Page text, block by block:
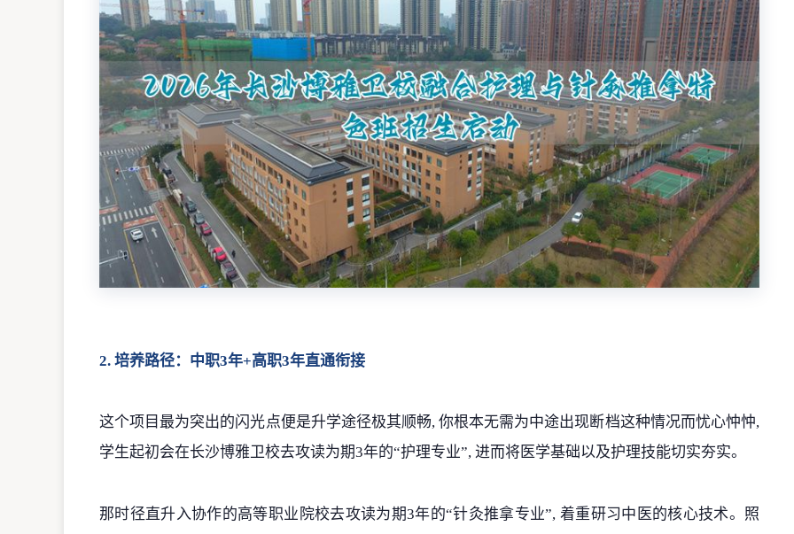
2. 培养路径：中职3年+高职3年直通衔接
这个项目最为突出的闪光点便是升学途径极其顺畅, 你根本无需为中途出现断档这种情况而忧心忡忡,
学生起初会在长沙博雅卫校去攻读为期3年的“护理专业”, 进而将医学基础以及护理技能切实夯实。
那时径直升入协作的高等职业院校去攻读为期3年的“针灸推拿专业”, 着重研习中医的核心技术。照